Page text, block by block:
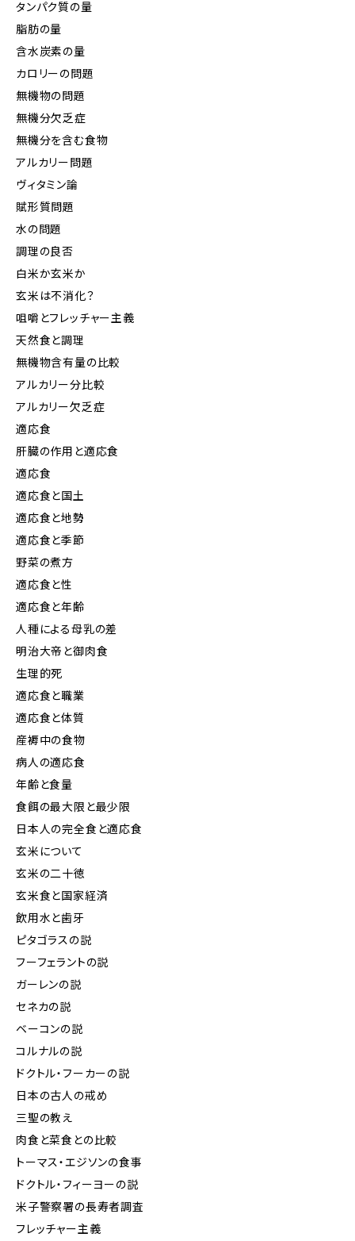
タンパク質の量
脂肪の量
含水炭素の量
カロリーの問題
無機物の問題
無機分欠乏症
無機分を含む食物
アルカリー問題
ヴィタミン論
賦形質問題
水の問題
調理の良否
白米か玄米か
玄米は不消化？
咀嚼とフレッチャー主義
天然食と調理
無機物含有量の比較
アルカリー分比較
アルカリー欠乏症
適応食
肝臓の作用と適応食
適応食
適応食と国土
適応食と地勢
適応食と季節
野菜の煮方
適応食と性
適応食と年齢
人種による母乳の差
明治大帝と御肉食
生理的死
適応食と職業
適応食と体質
産褥中の食物
病人の適応食
年齢と食量
食餌の最大限と最少限
日本人の完全食と適応食
玄米について
玄米の二十徳
玄米食と国家経済
飲用水と歯牙
ピタゴラスの説
フーフェラントの説
ガーレンの説
セネカの説
ベーコンの説
コルナルの説
ドクトル・フーカーの説
日本の古人の戒め
三聖の教え
肉食と菜食との比較
トーマス・エジソンの食事
ドクトル・フィーヨーの説
米子警察署の長寿者調査
フレッチャー主義